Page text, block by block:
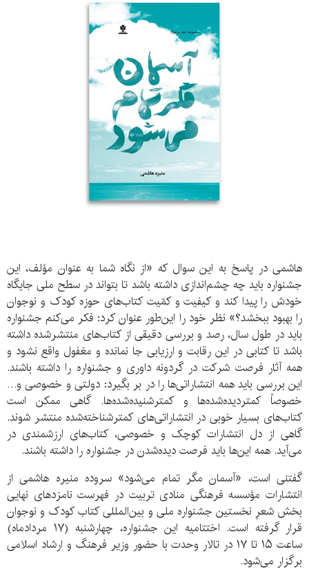
هاشمی در پاسخ به این سوال که «از نگاه شما به عنوان مؤلف، این
جشنواره باید چه چشم‌اندازی داشته باشد تا بتواند در سطح ملی جایگاه
خودش را پیدا کند و کیفیت و کمّیت کتاب‌های حوزه کودک و نوجوان
را بهبود ببخشد؟» نظر خود را این‌طور عنوان کرد: فکر می‌کنم جشنواره
باید در طول سال، رصد و بررسی دقیقی از کتاب‌های منتشرشده داشته
باشد تا کتابی در این رقابت و ارزیابی جا نمانده و مغفول واقع نشود و
همه آثار فرصت شرکت در گردونه داوری و جشنواره را داشته باشند.
این بررسی باید همه انتشاراتی‌ها را در بر بگیرد: دولتی و خصوصی و…
خصوصاً کمتردیده‌شده‌ها و کمترشنیده‌شده‌ها. گاهی ممکن است
کتاب‌های بسیار خوبی در انتشاراتی‌های کمترشناخته‌شده منتشر شوند.
گاهی از دل انتشارات کوچک و خصوصی، کتاب‌های ارزشمندی در
می‌آید. همه این‌ها باید فرصت دیده‌شدن در جشنواره را داشته باشند.
گفتنی است، «آسمان مگر تمام می‌شود» سروده منیره هاشمی از
انتشارات مؤسسه فرهنگی منادی تربیت در فهرست نامزدهای نهایی
بخش شعرِ نخستین جشنواره ملی و بین‌المللی کتاب کودک و نوجوان
قرار گرفته است. اختتامیه این جشنواره، چهارشنبه (۱۷ مردادماه)
ساعت ۱۵ تا ۱۷ در تالار وحدت با حضور وزیر فرهنگ و ارشاد اسلامی
برگزار می‌شود.